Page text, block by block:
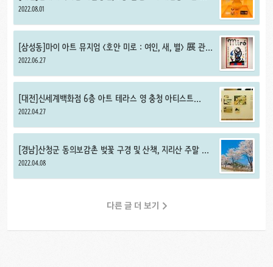
돌이 구경 후기
2022.08.01
[삼성동]마이 아트 뮤지엄 <호안 미로 : 여인, 새, 별> 展 관람
후기 Joan Miró : Women, Birds, Stars
2022.06.27
[대전]신세계백화점 6층 아트 테라스 영 충청 아티스트
Young Chungcheong Artist 展
2022.04.27
[경남]산청군 동의보감촌 벚꽃 구경 및 산책, 지리산 주말 봄
나들이 추천
2022.04.08
다른 글 더 보기